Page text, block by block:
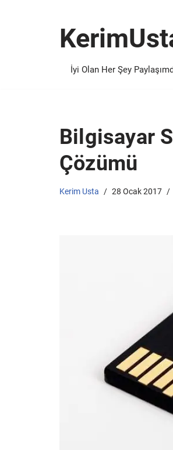
İyi Olan Her Şey
Bilgisayar
Çözümü
Kerim Usta 28 Ocak 2017